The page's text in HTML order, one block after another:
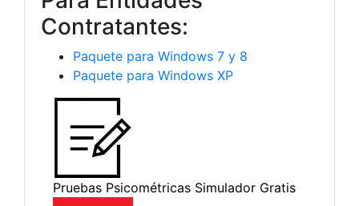
Contratantes:
Paquete para Windows 7 y 8
Paquete para Windows XP